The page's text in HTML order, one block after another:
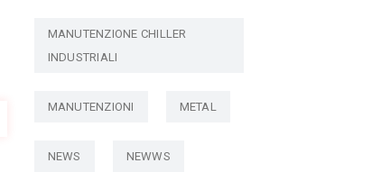
MANUTENZIONE CHILLER
INDUSTRIALI
MANUTENZIONI METAL
NEWS NEWWS